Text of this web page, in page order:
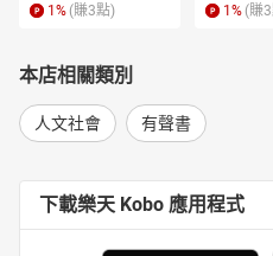
1 % (賺3點) 1 % (賺3
本店相關類別
人文社會 有聲書
下載樂天 Kobo 應用程式